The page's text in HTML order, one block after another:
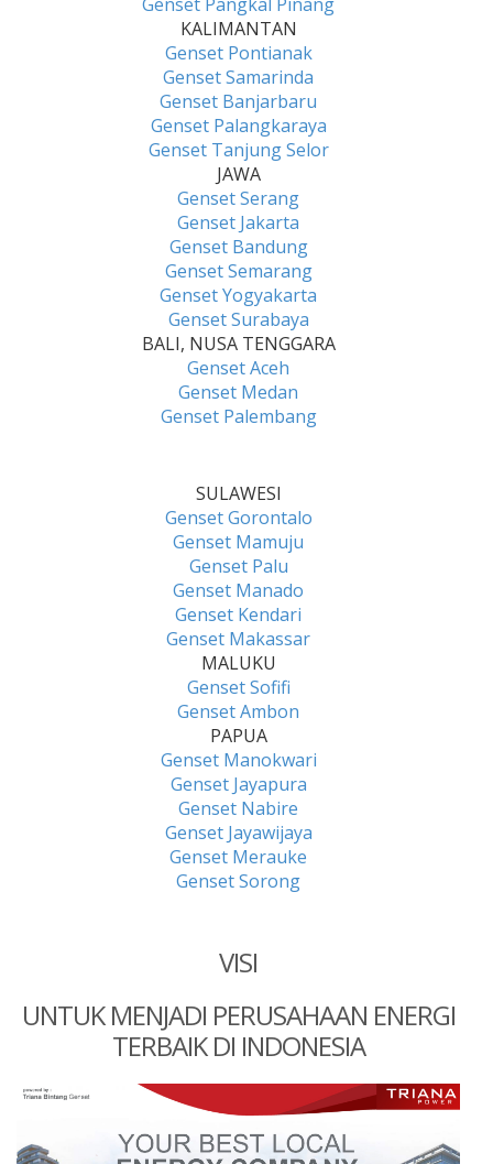
KALIMANTAN
Genset Pontianak
Genset Samarinda
Genset Banjarbaru
Genset Palangkaraya
Genset Tanjung Selor
JAWA
Genset Serang
Genset Jakarta
Genset Bandung
Genset Semarang
Genset Yogyakarta
Genset Surabaya
BALI, NUSA TENGGARA
Genset Aceh
Genset Medan
Genset Palembang
SULAWESI
Genset Gorontalo
Genset Mamuju
Genset Palu
Genset Manado
Genset Kendari
Genset Makassar
MALUKU
Genset Sofifi
Genset Ambon
PAPUA
Genset Manokwari
Genset Jayapura
Genset Nabire
Genset Jayawijaya
Genset Merauke
Genset Sorong
VISI
UNTUK MENJADI PERUSAHAAN ENERGI
TERBAIK DI INDONESIA